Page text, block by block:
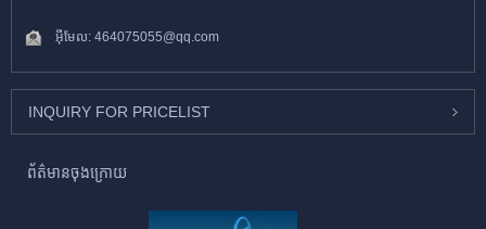
អ៊ីមែល: 464075055@qq.com
INQUIRY FOR PRICELIST
ព័ត៌មានចុងក្រោយ